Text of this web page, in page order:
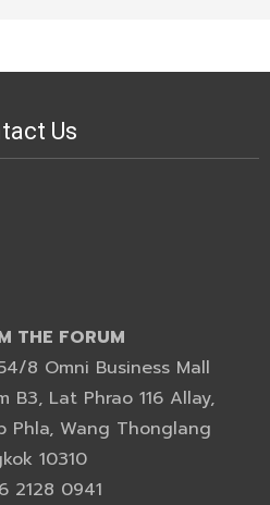
Us
THE FORUM
8 Omni Business Mall
B3, Lat Phrao 116 Allay,
Phla, Wang Thonglang
10310
2128 0941